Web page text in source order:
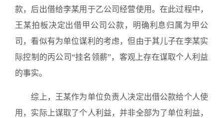
款，后出借给李某用于乙公司经营使用。在此过程中，
王某拍板决定出借甲公司公款，明确利息归属为甲公
司，看似有为单位谋利的考虑，但由于其儿子在李某实
际控制的丙公司“挂名领薪”，客观上存在谋取个人利益
的事实。
综上，王某作为单位负责人决定出借公款给个人使
用，实际上谋取了个人利益，并非全部为了单位利益，